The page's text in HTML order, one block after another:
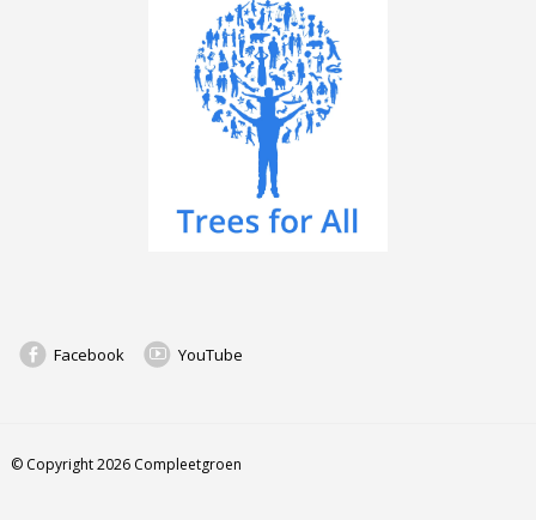
Facebook YouTube
© Copyright 2026 Compleetgroen